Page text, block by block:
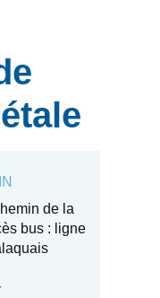
de la
bus : ligne